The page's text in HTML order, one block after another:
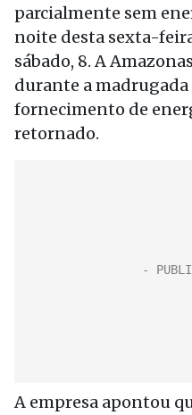
parcialmente sem
noite desta sexta-
sábado, 8. A
durante a madrugada
fornecimento de
retornado.
A empresa apontou